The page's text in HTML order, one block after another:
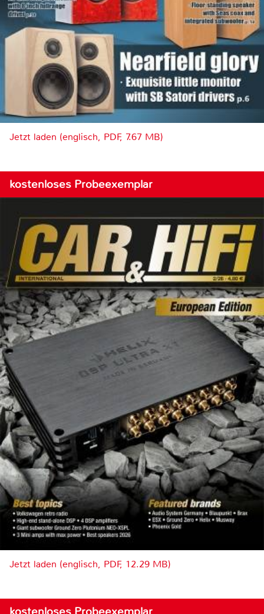
Jetzt laden (englisch, PDF, 7.67 MB)
kostenloses Probeexemplar
Jetzt laden (englisch, PDF, 12.29 MB)